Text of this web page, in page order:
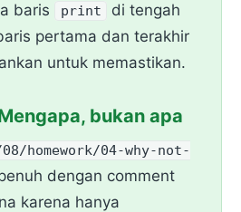
baris print
di tengah
pertama dan terakhir
untuk memastikan.
bukan apa
homework/04-why-not-
dengan comment
karena hanya